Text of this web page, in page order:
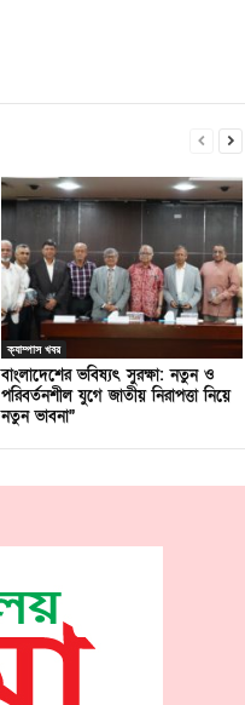
ক্যাম্পাস খবর
বাংলাদেশের ভবিষ্যৎ সুরক্ষা: নতুন ও
পরিবর্তনশীল যুগে জাতীয় নিরাপত্তা নিয়ে
নতুন ভাবনা”